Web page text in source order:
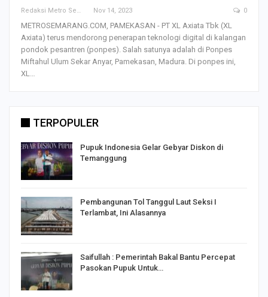
Redaksi Metro Semarang Nov 14, 2023 0
METROSEMARANG.COM, PAMEKASAN - PT XL Axiata Tbk (XL
Axiata) terus mendorong penerapan teknologi digital di kalangan
pondok pesantren (ponpes). Salah satunya adalah di Ponpes
Miftahul Ulum Sekar Anyar, Pamekasan, Madura. Di ponpes ini,
XL…
TERPOPULER
Pupuk Indonesia Gelar Gebyar Diskon di
Temanggung
Pembangunan Tol Tanggul Laut Seksi I
Terlambat, Ini Alasannya
Saifullah : Pemerintah Bakal Bantu Percepat
Pasokan Pupuk Untuk…